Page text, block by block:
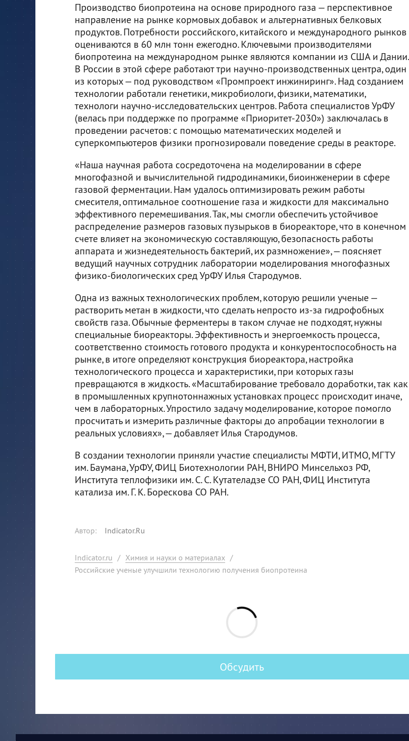
Производство биопротеина на основе природного газа — перспективное
направление на рынке кормовых добавок и альтернативных белковых
продуктов. Потребности российского, китайского и международного рынков
оцениваются в 60 млн тонн ежегодно. Ключевыми производителями
биопротеина на международном рынке являются компании из США и Дании.
В России в этой сфере работают три научно-производственных центра, один
из которых — под руководством «Промпроект инжиниринг». Над созданием
технологии работали генетики, микробиологи, физики, математики,
технологи научно-исследовательских центров. Работа специалистов УрФУ
(велась при поддержке по программе «Приоритет-2030») заключалась в
проведении расчетов: с помощью математических моделей и
суперкомпьютеров физики прогнозировали поведение среды в реакторе.
«Наша научная работа сосредоточена на моделировании в сфере
многофазной и вычислительной гидродинамики, биоинженерии в сфере
газовой ферментации. Нам удалось оптимизировать режим работы
смесителя, оптимальное соотношение газа и жидкости для максимально
эффективного перемешивания. Так, мы смогли обеспечить устойчивое
распределение размеров газовых пузырьков в биореакторе, что в конечном
счете влияет на экономическую составляющую, безопасность работы
аппарата и жизнедеятельность бактерий, их размножение», — поясняет
ведущий научных сотрудник лаборатории моделирования многофазных
физико-биологических сред УрФУ Илья Стародумов.
Одна из важных технологических проблем, которую решили ученые —
растворить метан в жидкости, что сделать непросто из-за гидрофобных
свойств газа. Обычные ферментеры в таком случае не подходят, нужны
специальные биореакторы. Эффективность и энергоемкость процесса,
соответственно стоимость готового продукта и конкурентоспособность на
рынке, в итоге определяют конструкция биореактора, настройка
технологического процесса и характеристики, при которых газы
превращаются в жидкость. «Масштабирование требовало доработки, так как
в промышленных крупнотоннажных установках процесс происходит иначе,
чем в лабораторных. Упростило задачу моделирование, которое помогло
просчитать и измерить различные факторы до апробации технологии в
реальных условиях», — добавляет Илья Стародумов.
В создании технологии приняли участие специалисты МФТИ, ИТМО, МГТУ
им. Баумана, УрФУ, ФИЦ Биотехнологии РАН, ВНИРО Минсельхоз РФ,
Института теплофизики им. С. С. Кутателадзе СО РАН, ФИЦ Института
катализа им. Г. К. Борескова СО РАН.
Автор: Indicator.Ru
Indicator.ru / Химия и науки о материалах /
Российские ученые улучшили технологию получения биопротеина
Обсудить